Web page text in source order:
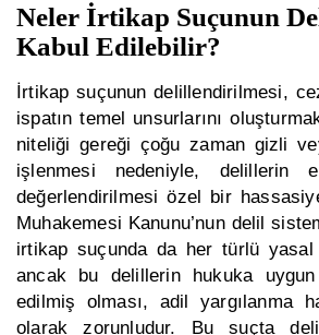
Neler İrtikap Suçunun
Kabul Edilebilir?
İrtikap suçunun delillendirilmesi,
ispatın temel unsurlarını
niteliği gereği çoğu zaman gizli
işlenmesi nedeniyle, delillerin
değerlendirilmesi özel bir
Muhakemesi Kanunu’nun delil
irtikap suçunda da her türlü yasal
ancak bu delillerin hukuka
edilmiş olması, adil yargılanma
olarak zorunludur. Bu suçta